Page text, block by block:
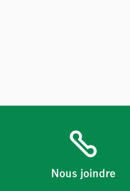
Nous joindre